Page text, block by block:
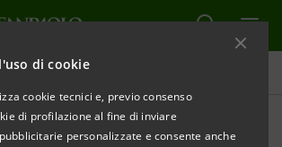
di cookie
cookie tecnici e, previo consenso
di profilazione al fine di inviare
personalizzate e consente anche